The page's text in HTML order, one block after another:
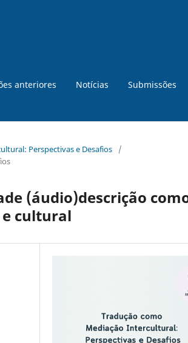
anteriores Notícias Submissões
Perspectivas e Desafios
/
(áudio)descrição
cultural